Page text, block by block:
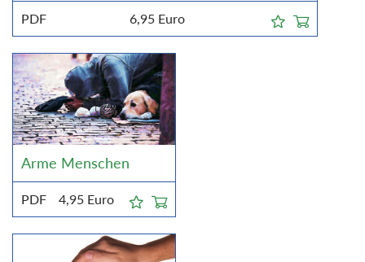
PDF 6,95 Euro
Arme Menschen
PDF 4,95 Euro